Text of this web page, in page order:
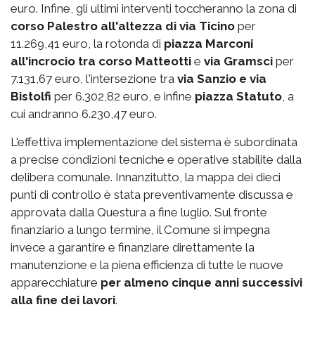
euro. Infine, gli ultimi interventi toccheranno la zona di
corso Palestro all'altezza di via Ticino per
11.269,41 euro, la rotonda di piazza Marconi
all'incrocio tra corso Matteotti e via Gramsci per
7.131,67 euro, l'intersezione tra via Sanzio e via
Bistolfi per 6.302,82 euro, e infine piazza Statuto , a
cui andranno 6.230,47 euro.
L'effettiva implementazione del sistema è subordinata
a precise condizioni tecniche e operative stabilite dalla
delibera comunale. Innanzitutto, la mappa dei dieci
punti di controllo è stata preventivamente discussa e
approvata dalla Questura a fine luglio. Sul fronte
finanziario a lungo termine, il Comune si impegna
invece a garantire e finanziare direttamente la
manutenzione e la piena efficienza di tutte le nuove
apparecchiature per almeno cinque anni successivi
alla fine dei lavori.